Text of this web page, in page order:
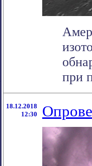
при
18.12.2018
12:30